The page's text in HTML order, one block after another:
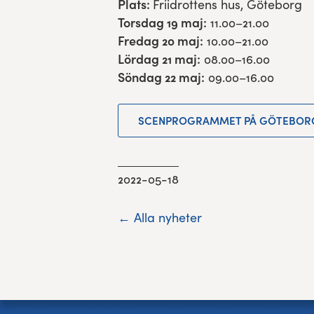
Plats: Friidrottens hus, Göteborg
Torsdag 19 maj: 11.00–21.00
Fredag 20 maj: 10.00–21.00
Lördag 21 maj: 08.00–16.00
Söndag 22 maj: 09.00–16.00
SCENPROGRAMMET PÅ
2022-05-18
← Alla nyheter